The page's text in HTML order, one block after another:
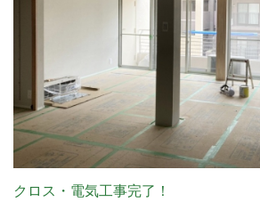
クロス・電気工事完了！